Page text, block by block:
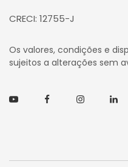
CRECI: 12755-J
Os valores, condições e
sujeitos a alterações sem
YoutubeFacebookInstagram